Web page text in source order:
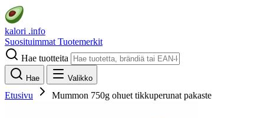
kalori .info
Suosituimmat Tuotemerkit
Hae tuotteita
Hae Valikko
Etusivu Mummon 750g ohuet tikkuperunat pakaste